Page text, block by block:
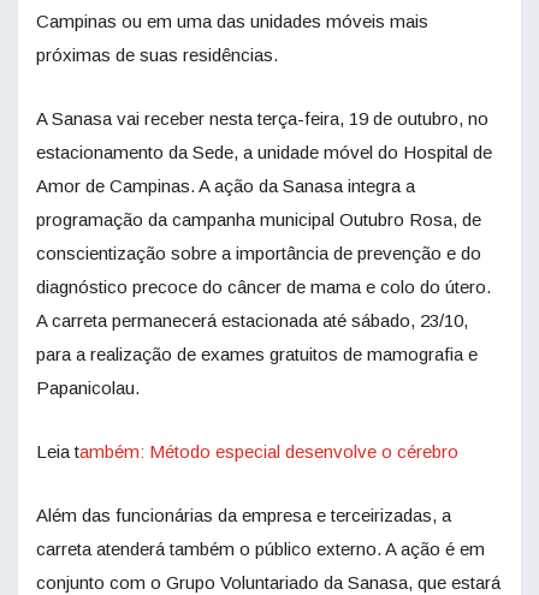
Campinas ou em uma das unidades móveis mais
próximas de suas residências.
A Sanasa vai receber nesta terça-feira, 19 de outubro, no
estacionamento da Sede, a unidade móvel do Hospital de
Amor de Campinas. A ação da Sanasa integra a
programação da campanha municipal Outubro Rosa, de
conscientização sobre a importância de prevenção e do
diagnóstico precoce do câncer de mama e colo do útero.
A carreta permanecerá estacionada até sábado, 23/10,
para a realização de exames gratuitos de mamografia e
Papanicolau.
Leia também: Método especial desenvolve o cérebro
Além das funcionárias da empresa e terceirizadas, a
carreta atenderá também o público externo. A ação é em
conjunto com o Grupo Voluntariado da Sanasa, que estará